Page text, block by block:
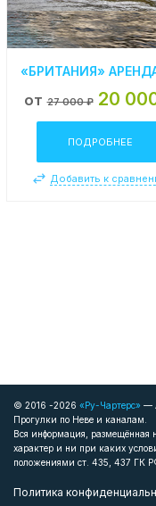
от 27 000 ₽ 20
ПОДРОБНЕЕ
Добавить к
© 2016 -2026 «Ру-Чартерс» —
Прогулки по Неве и каналам.
Вся информация, размещённая
характер и ни при каких
положениями ст. 435, 437 ГК
Политика